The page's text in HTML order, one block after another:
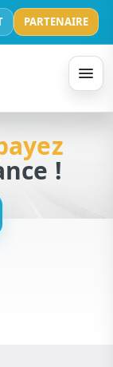
PARTENAIRE
!